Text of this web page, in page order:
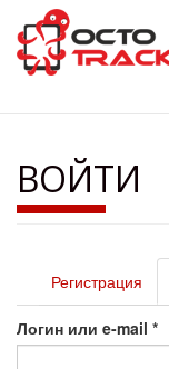
Перейти
основному
содержанию
ВОЙТИ
Главные
вкладки
Регистрация
Логин или e-mail *